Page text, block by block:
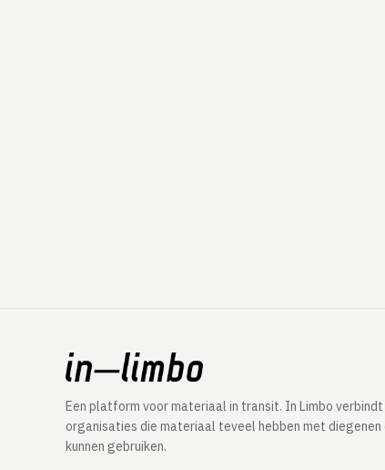
Een platform voor materiaal in transit. In Limbo
organisaties die materiaal teveel hebben met diegenen
kunnen gebruiken.